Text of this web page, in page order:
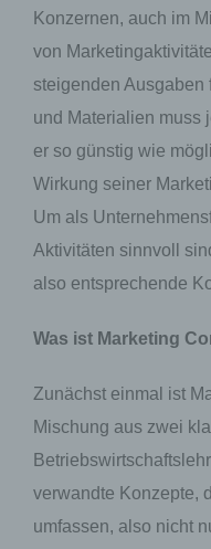
Konzernen, auch im
von
steigenden Ausgaben
und Materialien muss
er so günstig wie
Wirkung seiner
Um als
Aktivitäten sinnvoll
also entsprechende
Was ist Marketing
Zunächst einmal ist
Mischung aus zwei
verwandte Konzepte,
umfassen, also nicht